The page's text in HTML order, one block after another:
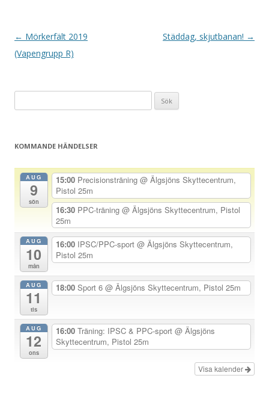
I
n
a
← Mörkerfält 2019
(Vapengrupp R)
Städdag, skjutbanan! →
efter:
KOMMANDE HÄNDELSER
AUG
9
sön
15:00 Precisionsträning @ Älgsjöns Skyttecentrum,
Pistol 25m
16:30 PPC-träning @ Älgsjöns Skyttecentrum, Pistol
25m
AUG
10
mån
16:00 IPSC/PPC-sport @ Älgsjöns Skyttecentrum,
Pistol 25m
AUG
11
tis
18:00 Sport 6 @ Älgsjöns Skyttecentrum, Pistol 25m
AUG
12
ons
16:00 Träning: IPSC & PPC-sport @ Älgsjöns
Skyttecentrum, Pistol 25m
Visa kalender